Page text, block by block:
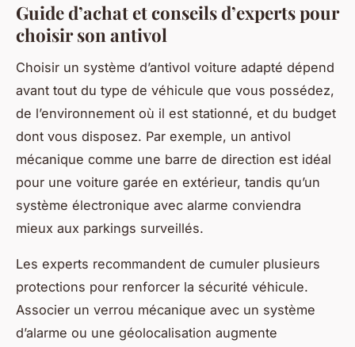
Guide d’achat et conseils d’experts pour
choisir son antivol
Choisir un système d’antivol voiture adapté dépend
avant tout du type de véhicule que vous possédez,
de l’environnement où il est stationné, et du budget
dont vous disposez. Par exemple, un antivol
mécanique comme une barre de direction est idéal
pour une voiture garée en extérieur, tandis qu’un
système électronique avec alarme conviendra
mieux aux parkings surveillés.
Les experts recommandent de cumuler plusieurs
protections pour renforcer la sécurité véhicule.
Associer un verrou mécanique avec un système
d’alarme ou une géolocalisation augmente